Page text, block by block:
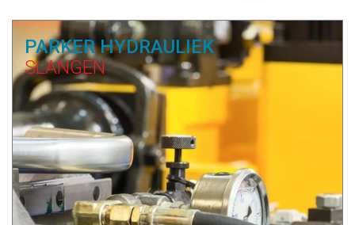
PARKER HYDRAULIEK
SLANGEN